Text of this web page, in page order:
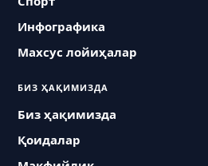
Инфографика
Махсус лойиҳалар
БИЗ ҲАҚИМИЗДА
Биз ҳақимизда
Қоидалар